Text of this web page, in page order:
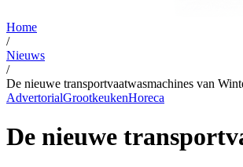
Home
/
Nieuws
/
De nieuwe transportvaatwasmachines van
AdvertorialGrootkeukenHoreca
De nieuwe